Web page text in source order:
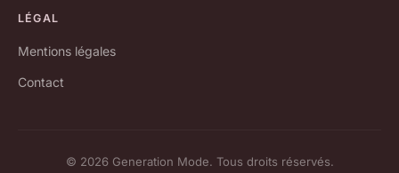
LÉGAL
Mentions légales
Contact
© 2026 Generation Mode. Tous droits réservés.